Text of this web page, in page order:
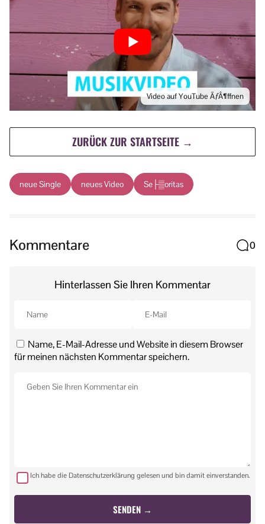
Video auf YouTube ÃƒÂ¶ffnen
ZURÜCK ZUR STARTSEITE →
neue Single neues Video Se├▒oritas
Kommentare 0
Hinterlassen Sie Ihren Kommentar
Name, E-Mail-Adresse und Website in diesem Browser
für meinen nächsten Kommentar speichern.
Ich habe die Datenschutzerklärung gelesen und bin damit einverstanden.